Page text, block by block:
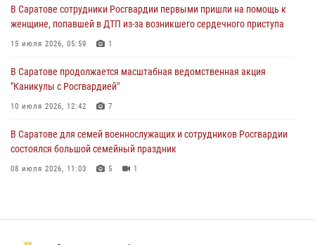
В Саратовской области при содействии спецназа Росгвардии
задержан подозреваемый в незаконном обороте наркотиков
В Саратове для семей военнослужащих и сотрудников Росгвардии
состоялся большой семейный праздник
В Саратове сотрудники Росгвардии первыми пришли на помощь к
женщине, попавшей в ДТП из-за возникшего сердечного приступа
15 июля 2026, 05:59 1
В Саратове продолжается масштабная ведомственная акция
"Каникулы с Росгвардией"
10 июля 2026, 12:42 7
В Саратове для семей военнослужащих и сотрудников Росгвардии
состоялся большой семейный праздник
08 июля 2026, 11:03 5 1